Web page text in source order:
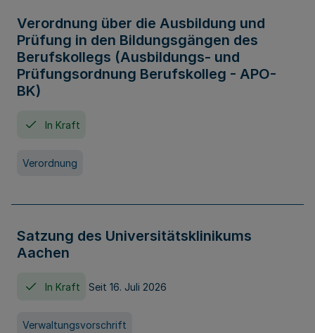
Verordnung über die Ausbildung und
Prüfung in den Bildungsgängen des
Berufskollegs (Ausbildungs- und
Prüfungsordnung Berufskolleg - APO-
BK)
In Kraft
Verordnung
Satzung des Universitätsklinikums
Aachen
In Kraft Seit 16. Juli 2026
Verwaltungsvorschrift